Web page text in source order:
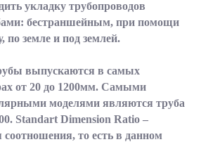
укладку трубопроводов
бестраншейным, при помощи
по земле и под землей.
выпускаются в самых
от 20 до 1200мм. Самыми
моделями являются труба
Standart Dimension Ratio –
соотношения, то есть в данном